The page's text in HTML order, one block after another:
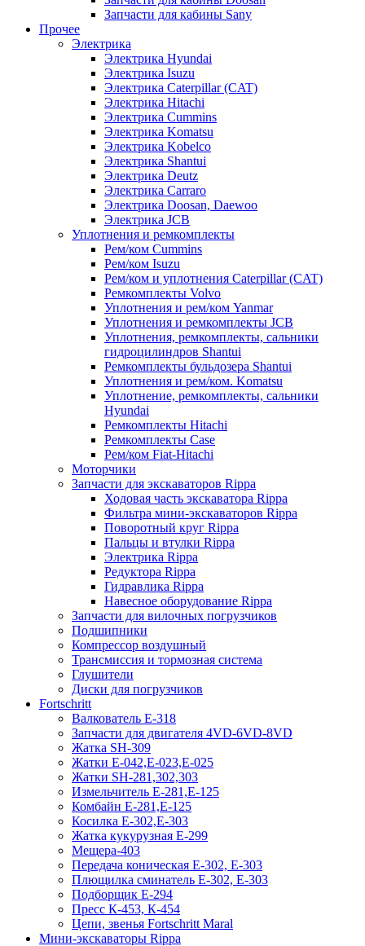
Запчасти для кабины Sany
Прочее
Электрика
Электрика Hyundai
Электрика Isuzu
Электрика Caterpillar (CAT)
Электрика Hitachi
Электрика Cummins
Электрика Komatsu
Электрика Kobelco
Электрика Shantui
Электрика Deutz
Электрика Carraro
Электрика Doosan, Daewoo
Электрика JCB
Уплотнения и ремкомплекты
Рем/ком Cummins
Рем/ком Isuzu
Рем/ком и уплотнения Caterpillar (CAT)
Ремкомплекты Volvo
Уплотнения и рем/ком Yanmar
Уплотнения и ремкомплекты JCB
Уплотнения, ремкомплекты, сальники
гидроцилиндров Shantui
Ремкомплекты бульдозера Shantui
Уплотнения и рем/ком. Komatsu
Уплотнение, ремкомплекты, сальники
Hyundai
Ремкомплекты Hitachi
Ремкомплекты Case
Рем/ком Fiat-Hitachi
Моторчики
Запчасти для экскаваторов Rippa
Ходовая часть экскаватора Rippa
Фильтра мини-экскаваторов Rippa
Поворотный круг Rippa
Пальцы и втулки Rippa
Электрика Rippa
Редуктора Rippa
Гидравлика Rippa
Навесное оборудование Rippa
Запчасти для вилочных погрузчиков
Подшипники
Компрессор воздушный
Трансмиссия и тормозная система
Глушители
Диски для погрузчиков
Fortschritt
Валкователь Е-318
Запчасти для двигателя 4VD-6VD-8VD
Жатка SH-309
Жатки Е-042,Е-023,Е-025
Жатки SH-281,302,303
Измельчитель Е-281,Е-125
Комбайн Е-281,Е-125
Косилка Е-302,Е-303
Жатка кукурузная Е-299
Мещера-403
Передача коническая Е-302, Е-303
Плющилка сминатель Е-302, Е-303
Подборщик Е-294
Пресс К-453, К-454
Цепи, звенья Fortschritt Maral
Мини-экскаваторы Rippa